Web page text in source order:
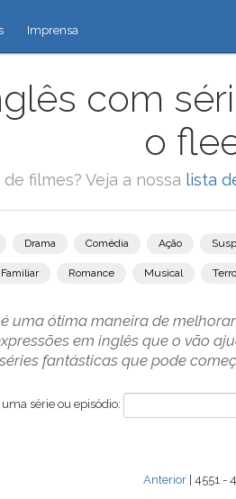
Imprensa
com
o
filmes? Veja a nossa lista
Drama Comédia Ação
Familiar Romance Musical
uma ótima maneira de
em inglês que o vão
fantásticas que pode
série ou episódio:
Anterior| 4551 -